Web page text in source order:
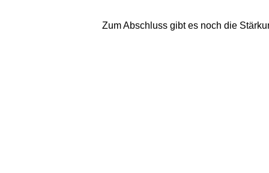
Zum Abschluss gibt es noch die